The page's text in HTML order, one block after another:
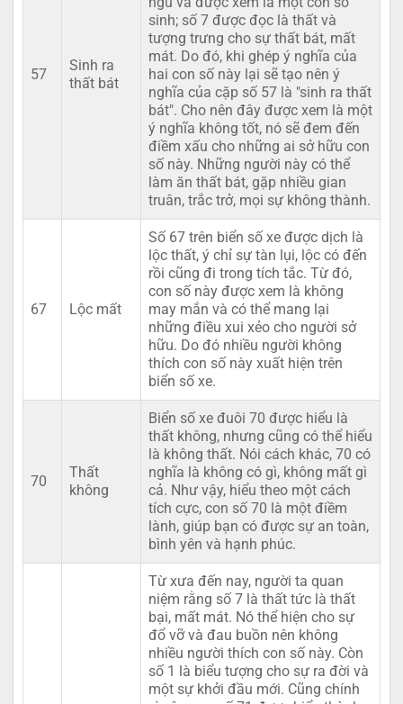
57
Sinh ra
thất bát
sinh; số 7 được đọc là thất và
tượng trưng cho sự thất bát, mất
mát. Do đó, khi ghép ý nghĩa của
hai con số này lại sẽ tạo nên ý
nghĩa của cặp số 57 là "sinh ra thất
bát". Cho nên đây được xem là một
ý nghĩa không tốt, nó sẽ đem đến
điềm xấu cho những ai sở hữu con
số này. Những người này có thể
làm ăn thất bát, gặp nhiều gian
truân, trắc trở, mọi sự không thành.
67 Lộc mất
Số 67 trên biển số xe được dịch là
lộc thất, ý chỉ sự tàn lụi, lộc có đến
rồi cũng đi trong tích tắc. Từ đó,
con số này được xem là không
may mắn và có thể mang lại
những điều xui xẻo cho người sở
hữu. Do đó nhiều người không
thích con số này xuất hiện trên
biển số xe.
70
Thất
không
Biển số xe đuôi 70 được hiểu là
thất không, nhưng cũng có thể hiểu
là không thất. Nói cách khác, 70 có
nghĩa là không có gì, không mất gì
cả. Như vậy, hiểu theo một cách
tích cực, con số 70 là một điềm
lành, giúp bạn có được sự an toàn,
bình yên và hạnh phúc.
Từ xưa đến nay, người ta quan
niệm rằng số 7 là thất tức là thất
bại, mất mát. Nó thể hiện cho sự
đổ vỡ và đau buồn nên không
nhiều người thích con số này. Còn
số 1 là biểu tượng cho sự ra đời và
một sự khởi đầu mới. Cũng chính